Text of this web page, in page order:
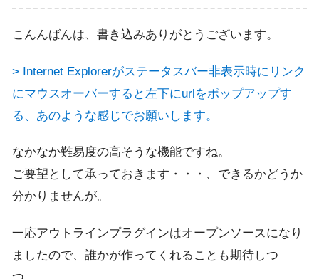
こんんばんは、書き込みありがとうございます。
> Internet Explorerがステータスバー非表示時にリンク
にマウスオーバーすると左下にurlをポップアップす
る、あのような感じでお願いします。
なかなか難易度の高そうな機能ですね。
ご要望として承っておきます・・・、できるかどうか
分かりませんが。
一応アウトラインプラグインはオープンソースになり
ましたので、誰かが作ってくれることも期待しつ